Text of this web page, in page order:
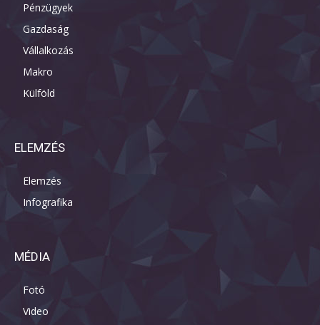
Pénzügyek
Gazdaság
Vállalkozás
Makro
Külföld
ELEMZÉS
Elemzés
Infografika
MÉDIA
Fotó
Video